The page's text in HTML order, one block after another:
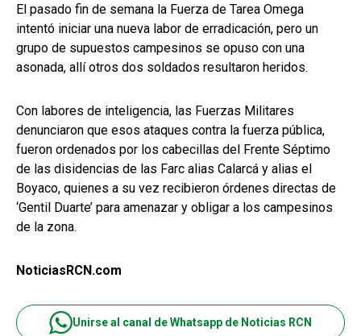
El pasado fin de semana la Fuerza de Tarea Omega
intentó iniciar una nueva labor de erradicación, pero un
grupo de supuestos campesinos se opuso con una
asonada, allí otros dos soldados resultaron heridos.
Con labores de inteligencia, las Fuerzas Militares
denunciaron que esos ataques contra la fuerza pública,
fueron ordenados por los cabecillas del Frente Séptimo
de las disidencias de las Farc alias Calarcá y alias el
Boyaco, quienes a su vez recibieron órdenes directas de
‘Gentil Duarte’ para amenazar y obligar a los campesinos
de la zona.
NoticiasRCN.com
Unirse al canal de Whatsapp de Noticias RCN